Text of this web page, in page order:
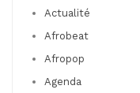
Actualité
Afrobeat
Afropop
Agenda